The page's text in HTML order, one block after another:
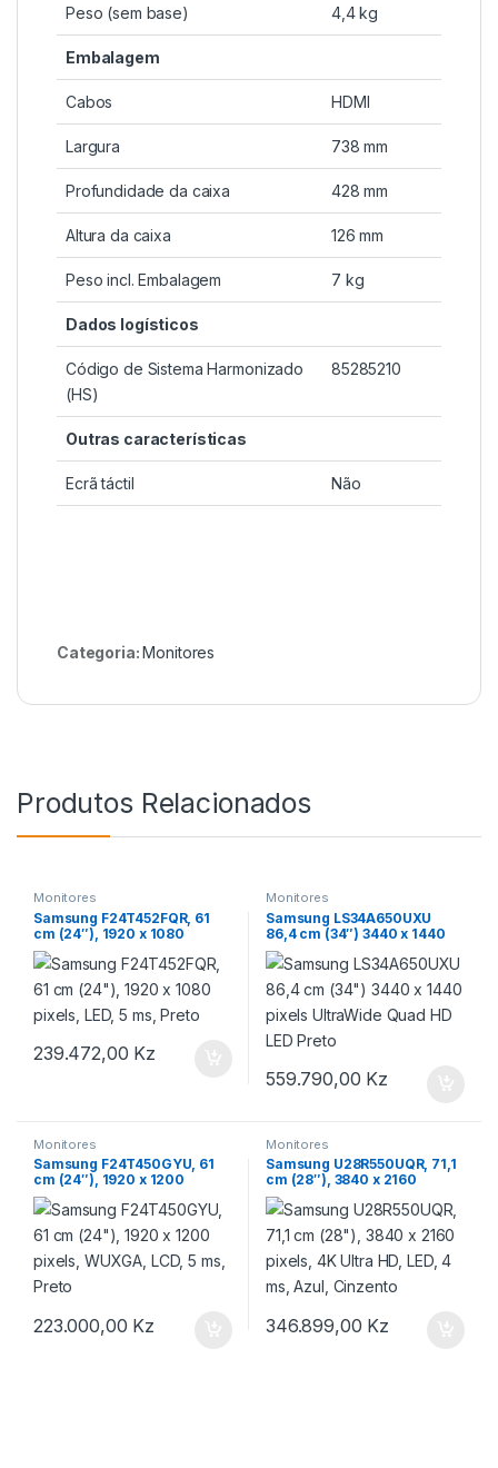
Peso (sem base) 4,4 kg
Embalagem
Cabos HDMI
Largura 738 mm
Profundidade da caixa 428 mm
Altura da caixa 126 mm
Peso incl. Embalagem 7 kg
Dados logísticos
Código de Sistema Harmonizado
(HS)
85285210
Outras características
Ecrã táctil Não
Categoria:Monitores
Produtos Relacionados
Monitores
Samsung F24T452FQR, 61
cm (24″), 1920 x 1080
pixels, LED, 5 ms, Preto
239.472,00 Kz
Monitores
Samsung LS34A650UXU
86,4 cm (34″) 3440 x 1440
pixels UltraWide Quad HD
LED Preto
559.790,00 Kz
Monitores
Samsung F24T450GYU, 61
cm (24″), 1920 x 1200
pixels, WUXGA, LCD, 5 ms,
Preto
223.000,00 Kz
Monitores
Samsung U28R550UQR, 71,1
cm (28″), 3840 x 2160
pixels, 4K Ultra HD, LED, 4
ms, Azul, Cinzento
346.899,00 Kz